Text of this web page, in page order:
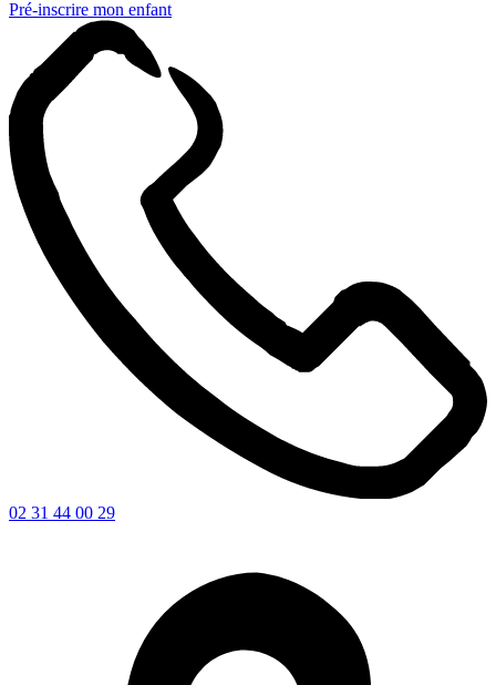
Pré-inscrire mon enfant
02 31 44 00 29